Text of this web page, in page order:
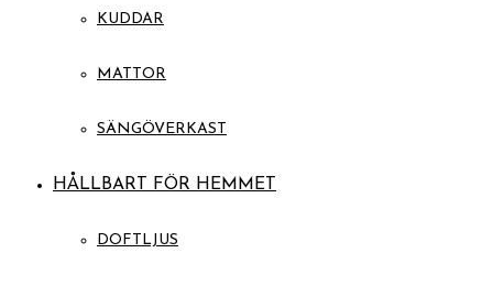
KUDDAR
MATTOR
SÄNGÖVERKAST
HÅLLBART FÖR HEMMET
DOFTLJUS